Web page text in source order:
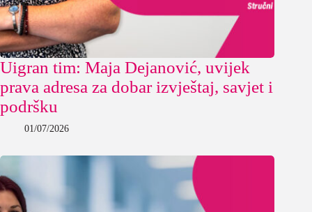
Uigran tim: Maja Dejanović, uvijek
prava adresa za dobar izvještaj, savjet i
podršku
01/07/2026